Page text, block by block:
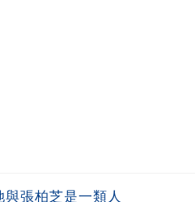
張柏芝是一類人